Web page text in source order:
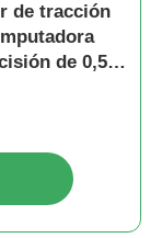
de tracción
de 0,5 y